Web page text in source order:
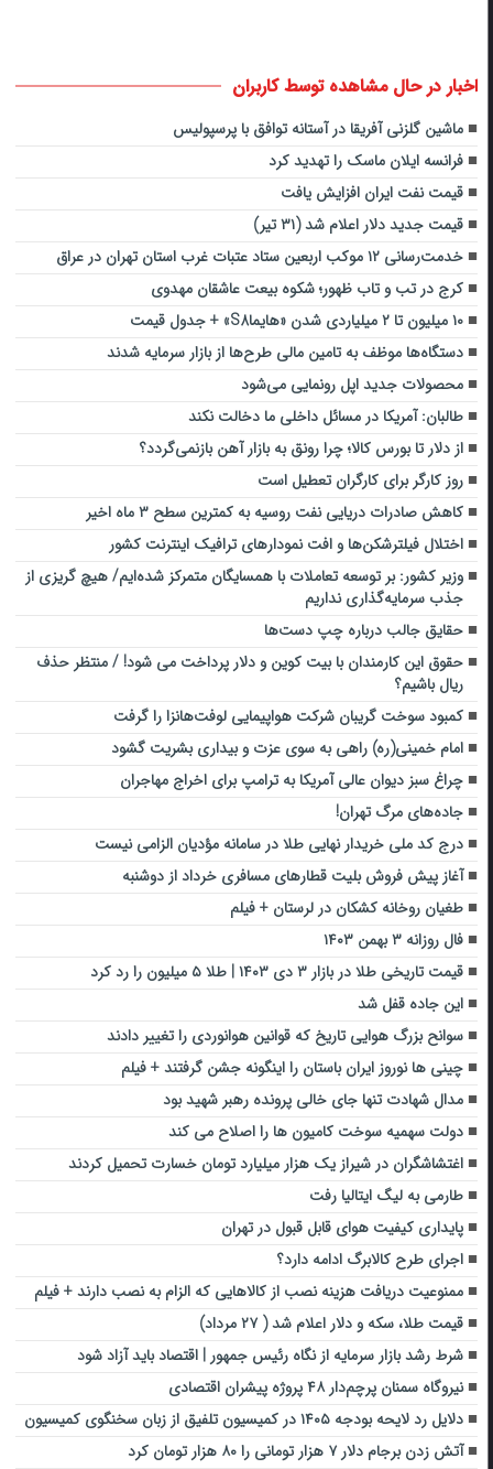
اخبار در حال مشاهده توسط کاربران
ماشین گلزنی آفریقا در آستانه توافق با پرسپولیس
فرانسه ایلان ماسک را تهدید کرد
قیمت نفت ایران افزایش یافت
قیمت جدید دلار اعلام شد (۳۱ تیر)
خدمت‌رسانی ۱۲ موکب اربعین ستاد عتبات غرب استان تهران در عراق
کرج در تب و تاب ظهور؛ شکوه بیعت عاشقان مهدوی
۱۰ میلیون تا ۲ میلیاردی شدن «هایماS8» + جدول قیمت
دستگاه‌ها موظف‌ به تامین مالی طرح‌ها از بازار سرمایه شدند
محصولات جدید اپل رونمایی می‌شود
طالبان: آمریکا در مسائل داخلی ما دخالت نکند
از دلار تا بورس کالا؛ چرا رونق به بازار آهن بازنمی‌گردد؟
روز کارگر برای کارگران تعطیل است
کاهش صادرات دریایی نفت روسیه به کمترین سطح ۳ ماه اخیر
اختلال فیلترشکن‌ها و افت نمودارهای ترافیک اینترنت کشور
وزیر کشور: بر توسعه تعاملات با ‌همسایگان ‌متمرکز شده‌ایم/ هیچ گریزی از
جذب سرمایه‌گذاری نداریم
حقایق جالب درباره چپ دست‌ها
حقوق این کارمندان با بیت کوین و دلار پرداخت می شود! / منتظر حذف
ریال باشیم؟
کمبود سوخت گریبان شرکت هواپیمایی لوفت‌هانزا را گرفت
امام خمینی(ره) راهی به سوی عزت و بیداری بشریت گشود
چراغ سبز دیوان عالی آمریکا به ترامپ برای اخراج مهاجران
جاده‌های مرگ تهران!
‌درج کد ملی خریدار نهایی طلا در سامانه مؤدیان الزامی نیست
آغاز پیش فروش بلیت قطارهای مسافری خرداد از دوشنبه
طغیان روخانه کشکان در لرستان + فیلم
فال روزانه ۳ بهمن ۱۴۰۳
قیمت تاریخی طلا در بازار ۳ دی ۱۴۰۳ | طلا ۵ میلیون را رد کرد
این جاده قفل شد
سوانح بزرگ هوایی تاریخ که قوانین هوانوردی را تغییر دادند
چینی ها نوروز ایران باستان را اینگونه جشن گرفتند + فیلم
مدال شهادت تنها جای خالی پرونده رهبر شهید بود
دولت سهمیه سوخت کامیون ها را اصلاح می کند
اغتشاشگران در شیراز یک هزار میلیارد تومان خسارت تحمیل کردند
طارمی به لیگ ایتالیا رفت
پایداری کیفیت هوای قابل قبول در تهران
اجرای طرح کالابرگ ادامه دارد؟
ممنوعیت دریافت هزینه نصب از کالا‌هایی که الزام به نصب دارند + فیلم
قیمت طلا، سکه و دلار اعلام شد ( ۲۷ مرداد)
شرط رشد بازار سرمایه از نگاه رئیس جمهور | اقتصاد باید آزاد شود
نیروگاه سمنان پرچم‌دار ۴۸ پروژه پیشران اقتصادی
دلایل رد لایحه بودجه ۱۴۰۵ در کمیسیون تلفیق از زبان سخنگوی کمیسیون
آتش زدن برجام دلار ۷ هزار تومانی را ۸۰ هزار تومان کرد